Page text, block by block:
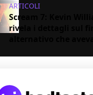
ARTICOLI
Scream 7: Kevin
rivela i dettagli sul